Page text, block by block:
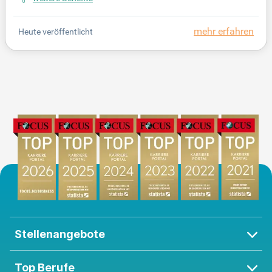
mieren Sie analytische Methoden wie qPCR und H
PLC zur Charakterisierung biopharmazeutischer Pr
zusammen, um höchste Produktqualität sicherzust
ellen.
mehr erfahren
Heute veröffentlicht
Stellenangebote
Top Berufe